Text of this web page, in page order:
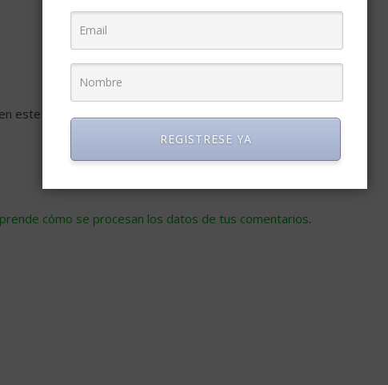
este navegador para la próxima vez que comente.
cómo se procesan los datos de tus comentarios.
REGISTRESE YA